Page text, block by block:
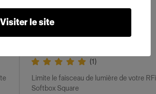
Visiter le siteRFi Softgrid Square
(1)
Limite le faisceau de lumière de votre RFi
Softbox Square